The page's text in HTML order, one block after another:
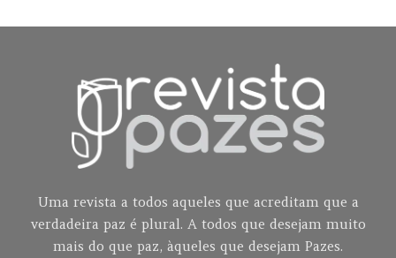
Uma revista a todos aqueles que acreditam que a
verdadeira paz é plural. A todos que desejam muito
mais do que paz, àqueles que desejam Pazes.